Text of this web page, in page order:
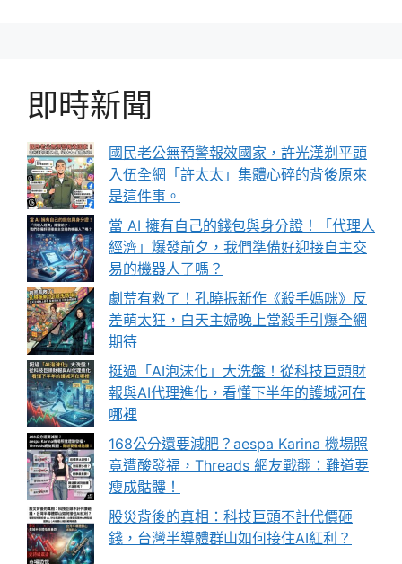
即時新聞
國民老公無預警報效國家，許光漢剃平頭
入伍全網「許太太」集體心碎的背後原來
是這件事。
當 AI 擁有自己的錢包與身分證！「代理人
經濟」爆發前夕，我們準備好迎接自主交
易的機器人了嗎？
劇荒有救了！孔曉振新作《殺手媽咪》反
差萌太狂，白天主婦晚上當殺手引爆全網
期待
挺過「AI泡沫化」大洗盤！從科技巨頭財
報與AI代理進化，看懂下半年的護城河在
哪裡
168公分還要減肥？aespa Karina 機場照
竟遭酸發福，Threads 網友戰翻：難道要
瘦成骷髏！
股災背後的真相：科技巨頭不計代價砸
錢，台灣半導體群山如何接住AI紅利？